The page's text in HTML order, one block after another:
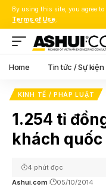
By using this site, you agree
Terms of Use.
Home Tin tức / Sự kiện
KINH TẾ / PHÁP LUẬT
1.254 tỉ
khách quốc
Ashui.com 05/10/2014
4 phút đọc